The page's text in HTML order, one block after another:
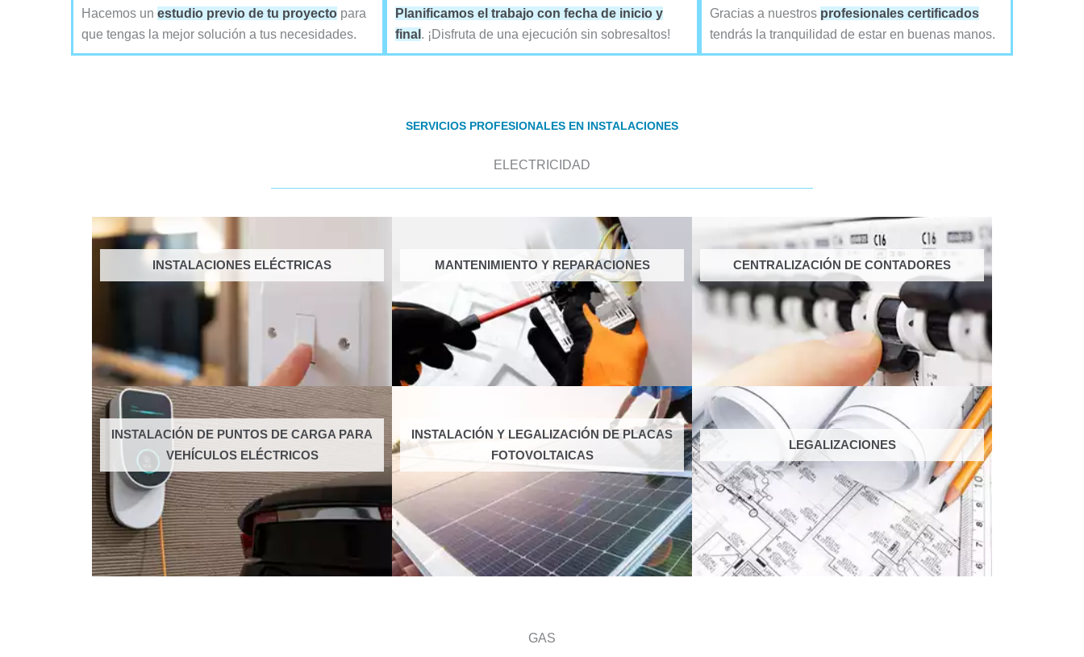
Hacemos un estudio previo de tu proyectopara
que tengas la mejor solución a tus necesidades.
Planificamos el trabajo con fecha de inicio y
final . ¡Disfruta de una ejecución sin sobresaltos!
Gracias a nuestros profesionales certificados
tendrás la tranquilidad de estar en buenas manos.
SERVICIOS PROFESIONALES EN INSTALACIONES
ELECTRICIDAD
INSTALACIONES ELÉCTRICAS MANTENIMIENTO Y REPARACIONES CENTRALIZACIÓN DE CONTADORES
INSTALACIÓN DE PUNTOS DE CARGA PARA
VEHÍCULOS ELÉCTRICOS
INSTALACIÓN Y LEGALIZACIÓN DE PLACAS
FOTOVOLTAICAS
LEGALIZACIONES
GAS